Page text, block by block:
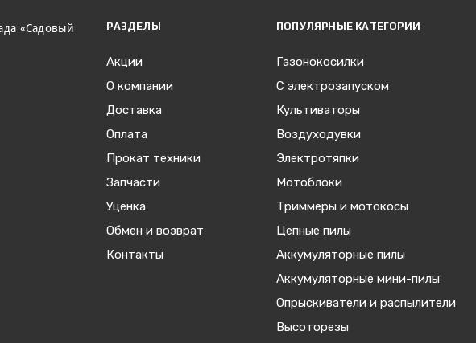
«Садовый
РАЗДЕЛЫ
Акции
О компании
Доставка
Оплата
Прокат техники
Запчасти
Уценка
Обмен и возврат
Контакты
ПОПУЛЯРНЫЕ КАТЕГОРИИ
Газонокосилки
С электрозапуском
Культиваторы
Воздуходувки
Электротяпки
Мотоблоки
Триммеры и мотокосы
Цепные пилы
Аккумуляторные пилы
Аккумуляторные мини-пилы
Опрыскиватели и распылители
Высоторезы